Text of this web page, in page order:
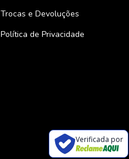
Trocas e Devoluções
Política de Privacidade
Verificada por